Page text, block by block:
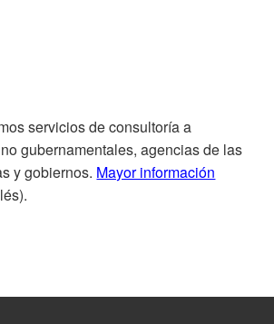
servicios de consultoría a
gubernamentales, agencias de las
y gobiernos. Mayor información